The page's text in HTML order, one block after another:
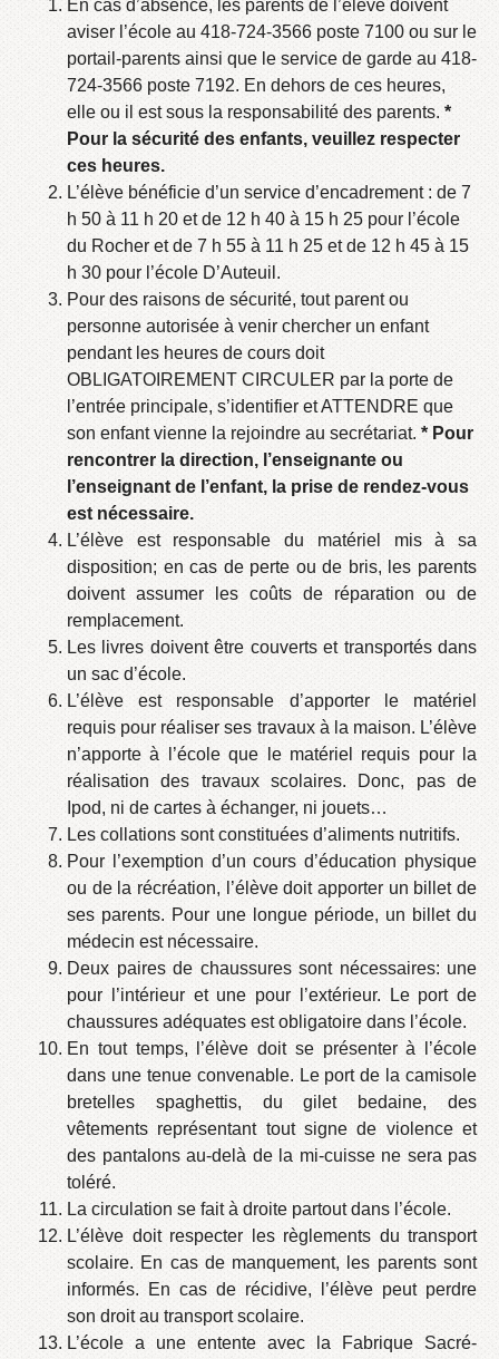
En cas d’absence, les parents de l’élève doivent
aviser l’école au 418-724-3566 poste 7100 ou sur le
portail-parents ainsi que le service de garde au 418-
724-3566 poste 7192. En dehors de ces heures,
elle ou il est sous la responsabilité des parents. *
Pour la sécurité des enfants, veuillez respecter
ces heures.
L’élève bénéficie d’un service d’encadrement : de 7
h 50 à 11 h 20 et de 12 h 40 à 15 h 25 pour l’école
du Rocher et de 7 h 55 à 11 h 25 et de 12 h 45 à 15
h 30 pour l’école D’Auteuil.
Pour des raisons de sécurité, tout parent ou
personne autorisée à venir chercher un enfant
pendant les heures de cours doit
OBLIGATOIREMENT CIRCULER par la porte de
l’entrée principale, s’identifier et ATTENDRE que
son enfant vienne la rejoindre au secrétariat. * Pour
rencontrer la direction, l’enseignante ou
l’enseignant de l’enfant, la prise de rendez-vous
est nécessaire.
L’élève est responsable du matériel mis à sa
disposition; en cas de perte ou de bris, les parents
doivent assumer les coûts de réparation ou de
remplacement.
Les livres doivent être couverts et transportés dans
un sac d’école.
L’élève est responsable d’apporter le matériel
requis pour réaliser ses travaux à la maison. L’élève
n’apporte à l’école que le matériel requis pour la
réalisation des travaux scolaires. Donc, pas de
Ipod, ni de cartes à échanger, ni jouets…
Les collations sont constituées d’aliments nutritifs.
Pour l’exemption d’un cours d’éducation physique
ou de la récréation, l’élève doit apporter un billet de
ses parents. Pour une longue période, un billet du
médecin est nécessaire.
Deux paires de chaussures sont nécessaires: une
pour l’intérieur et une pour l’extérieur. Le port de
chaussures adéquates est obligatoire dans l’école.
En tout temps, l’élève doit se présenter à l’école
dans une tenue convenable. Le port de la camisole
bretelles spaghettis, du gilet bedaine, des
vêtements représentant tout signe de violence et
des pantalons au-delà de la mi-cuisse ne sera pas
toléré.
La circulation se fait à droite partout dans l’école.
L’élève doit respecter les règlements du transport
scolaire. En cas de manquement, les parents sont
informés. En cas de récidive, l’élève peut perdre
son droit au transport scolaire.
L’école a une entente avec la Fabrique Sacré-